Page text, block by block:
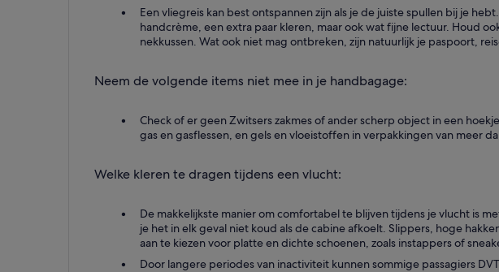
Een vliegreis kan best ontspannen zijn als je de juiste spullen bij je
handcrème, een extra paar kleren, maar ook wat fijne lectuur. Houd
nekkussen. Wat ook niet mag ontbreken, zijn natuurlijk je paspoort,
Neem de volgende items niet mee in je handbagage:
Check of er geen Zwitsers zakmes of ander scherp object in een
gas en gasflessen, en gels en vloeistoffen in verpakkingen van meer
Welke kleren te dragen tijdens een vlucht:
De makkelijkste manier om comfortabel te blijven tijdens je vlucht is
je het in elk geval niet koud als de cabine afkoelt. Slippers, hoge
aan te kiezen voor platte en dichte schoenen, zoals instappers of
Door langere periodes van inactiviteit kunnen sommige passagiers